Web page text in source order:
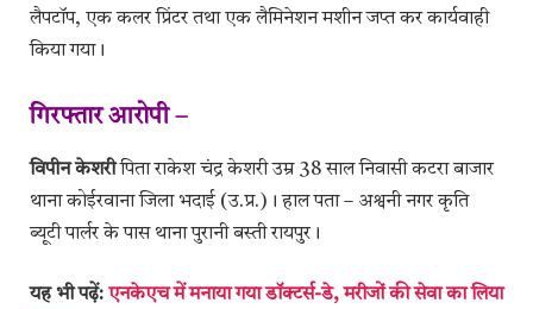
लैपटॉप, एक कलर प्रिंटर तथा एक लैमिनेशन मशीन जप्त कर कार्यवाही
किया गया।
गिरफ्तार आरोपी –
विपीन केशरीपिता राकेश चंद्र केशरी उम्र 38 साल निवासी कटरा बाजार
थाना कोईरवाना जिला भदाई (उ.प्र.)। हाल पता – अश्वनी नगर कृति
ब्यूटी पार्लर के पास थाना पुरानी बस्ती रायपुर।
यह भी पढ़ें: एनकेएच में मनाया गया डॉक्टर्स-डे, मरीजों की सेवा का लिया